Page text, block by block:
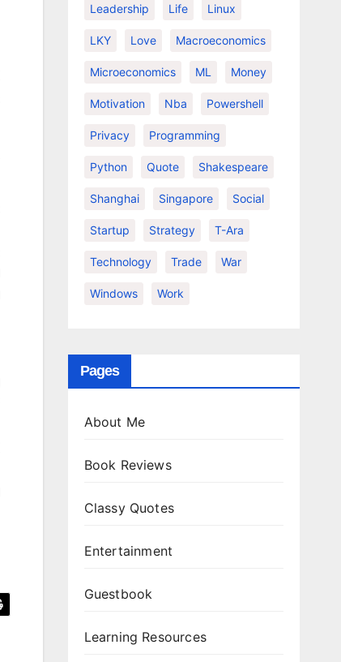
Leadership Life Linux
LKY Love Macroeconomics
Microeconomics ML Money
Motivation Nba Powershell
Privacy Programming
Python Quote Shakespeare
Shanghai Singapore Social
Startup Strategy T-Ara
Technology Trade War
Windows Work
Pages
About Me
Book Reviews
Classy Quotes
Entertainment
Guestbook
Learning Resources